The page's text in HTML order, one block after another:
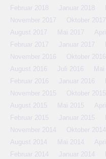
Februar 2018
Januar 2018
November 2017
Oktober 2017
August 2017
Mai 2017
Februar 2017
Januar 2017
November 2016
Oktober 2016
August 2016
Juli 2016 Mai
Februar 2016
Januar 2016
November 2015
Oktober 2015
August 2015
Mai 2015
Februar 2015
Januar 2015
November 2014
Oktober 2014
August 2014
Mai 2014
Februar 2014
Januar 2014